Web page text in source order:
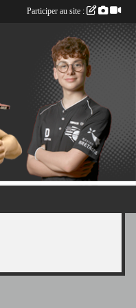
Participer au site :